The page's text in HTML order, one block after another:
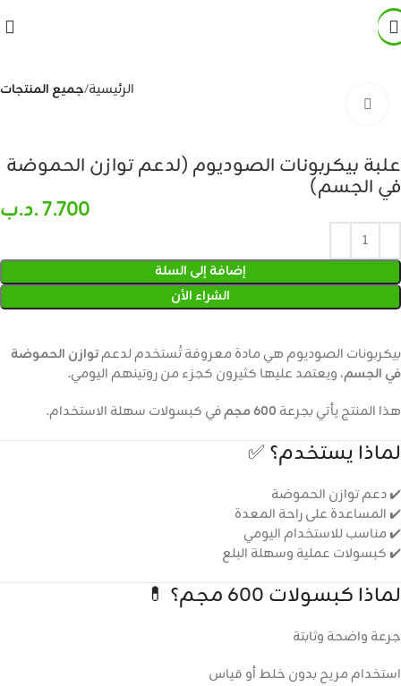
الرئيسية جميع المنتجات
علبة بيكربونات الصوديوم (لدعم توازن الحموضة
في الجسم)
7.700.د.ب
إضافة إلى السلة
الشراء الأن
بيكربونات الصوديوم هي مادة معروفة تُستخدم لدعمتوازن الحموضة
في الجسم، ويعتمد عليها كثيرون كجزء من روتينهم اليومي.
هذا المنتج يأتي بجرعة 600 مجم في كبسولات سهلة الاستخدام.
لماذا يستخدم؟ ✅
✔️ دعم توازن الحموضة
✔️ المساعدة على راحة المعدة
✔️ مناسب للاستخدام اليومي
✔️ كبسولات عملية وسهلة البلع
لماذا كبسولات 600 مجم؟ 💊
جرعة واضحة وثابتة
استخدام مريح بدون خلط أو قياس